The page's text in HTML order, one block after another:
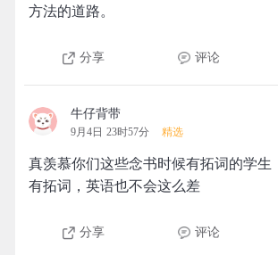
方法的道路。
分享 评论
牛仔背带
9月4日 23时57分 精选
真羡慕你们这些念书时候有拓词的学生
有拓词，英语也不会这么差
分享 评论